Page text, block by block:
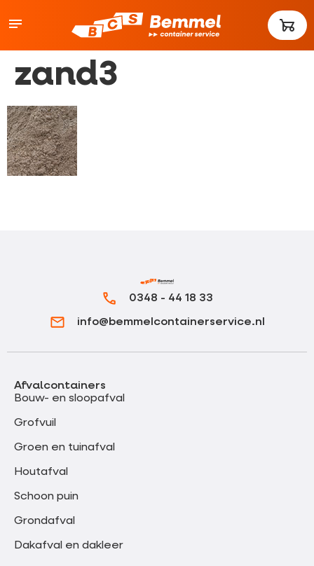
zand3
0348 - 44 18 33
info@bemmelcontainerservice.nl
Afvalcontainers
Bouw- en sloopafval
Grofvuil
Groen en tuinafval
Houtafval
Schoon puin
Grondafval
Dakafval en dakleer